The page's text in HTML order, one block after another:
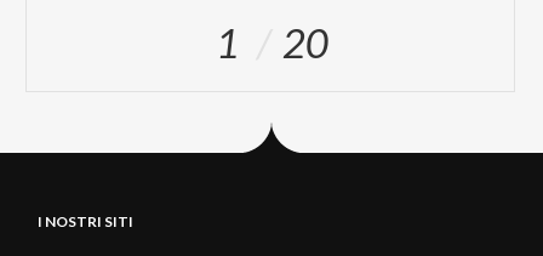
1 20
I NOSTRI SITI